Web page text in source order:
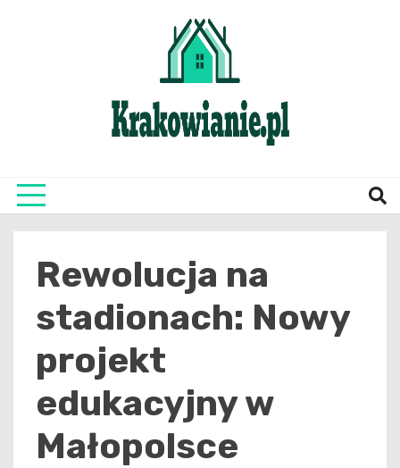
Rewolucja na
stadionach: Nowy
projekt
edukacyjny w
Małopolsce